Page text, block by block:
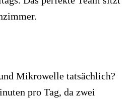
Mikrowelle tatsächlich?
pro Tag, da zwei